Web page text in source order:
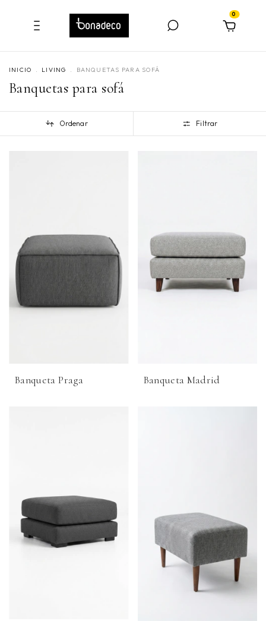
0
INICIO . LIVING . BANQUETAS PARA SOFÁ
Banquetas para sofá
Ordenar Filtrar
Banqueta Praga Banqueta Madrid